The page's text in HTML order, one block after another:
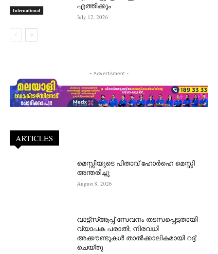
International
എത്തിക്കും
July 12, 2026
- Advertisment -
ARTICLES
മെസ്സിയുടെ പിതാവ് ഹോർഹെ മെസ്സി
അന്തരിച്ചു
August 8, 2026
വാട്ട്‌സ്ആപ്പ് സേവനം തടസപ്പെട്ടതായി
വ്യാപക പരാതി; നിരവധി
അക്കൗണ്ടുകൾ താൽക്കാലികമായി റദ്ദ്
ചെയ്തു